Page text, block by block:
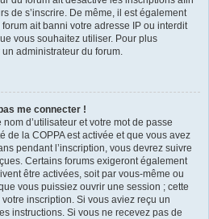
de s’inscrire. De même, il est également
ait banni votre adresse IP ou interdit
vous souhaitez utiliser. Pour plus
administrateur du forum.
me connecter !
d’utilisateur et votre mot de passe
de la COPPA est activée et que vous avez
pendant l’inscription, vous devrez suivre
Certains forums exigeront également
être activées, soit par vous-même ou
vous puissiez ouvrir une session ; cette
inscription. Si vous aviez reçu un
instructions. Si vous ne recevez pas de